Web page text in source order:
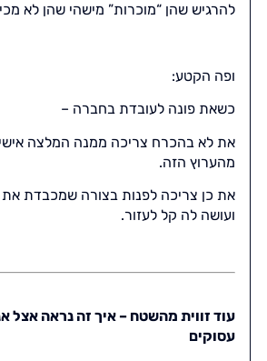
להרגיש שהן “מוכרות” מישהי שהן לא
ופה הקטע:
כשאת פונה לעובדת בחברה –
את לא בהכרח צריכה ממנה המלצה
מהערוץ הזה.
את כן צריכה לפנות בצורה שמכבדת
ועושה לה קל לעזור.
עוד זווית מהשטח – איך זה נראה אצל
עסוקים